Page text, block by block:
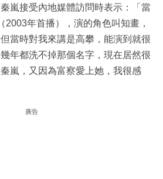
嵐接受內地媒體訪問時表示：「當
2003年首播），演的角色叫知畫，
當時對我來講是高攀，能演到就很
年都洗不掉那個名字，現在居然很
嵐，又因為富察愛上她，我很感
廣告